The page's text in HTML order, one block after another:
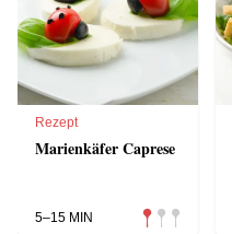
Rezept
Marienkäfer Caprese
5–15 MIN